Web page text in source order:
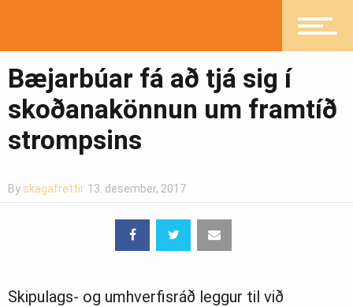
Heilsueflandi samfélag
Pistlar
Bæjarbúar fá að tjá sig í
skoðanakönnun um framtíð
strompsins
By skagafrettir 13. desember, 2017
Skipulags- og umhverfisráð leggur til við